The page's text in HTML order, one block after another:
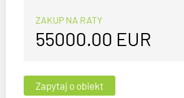
ZAKUP NA RATY
55000.00 EUR